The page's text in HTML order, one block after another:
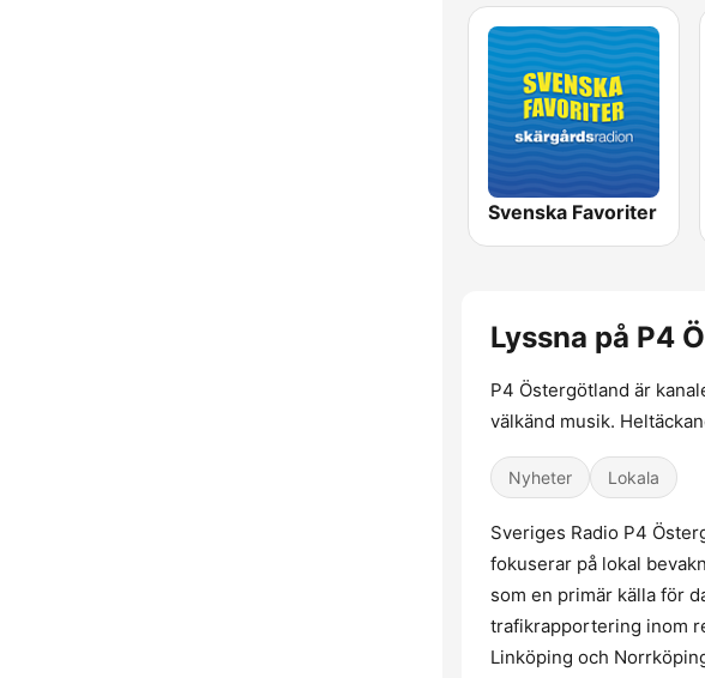
Svenska Favoriter
Lyssna på P4
P4 Östergötland är
välkänd musik.
Nyheter Lokala
Sveriges Radio P4
fokuserar på lokal
som en primär källa för
trafikrapportering inom
Linköping och